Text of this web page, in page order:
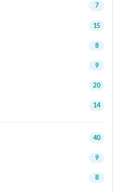
7
15
8
9
20
14
40
9
8